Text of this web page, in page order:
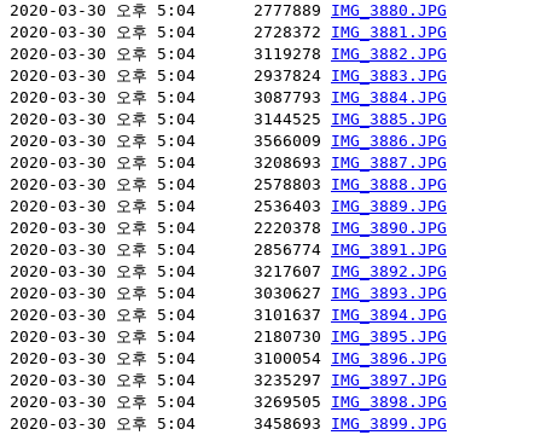
2020-03-30 오후 5:04      2777889 IMG_3880.JPG
2020-03-30 오후 5:04      2728372 IMG_3881.JPG
2020-03-30 오후 5:04      3119278 IMG_3882.JPG
2020-03-30 오후 5:04      2937824 IMG_3883.JPG
2020-03-30 오후 5:04      3087793 IMG_3884.JPG
2020-03-30 오후 5:04      3144525 IMG_3885.JPG
2020-03-30 오후 5:04      3566009 IMG_3886.JPG
2020-03-30 오후 5:04      3208693 IMG_3887.JPG
2020-03-30 오후 5:04      2578803 IMG_3888.JPG
2020-03-30 오후 5:04      2536403 IMG_3889.JPG
2020-03-30 오후 5:04      2220378 IMG_3890.JPG
2020-03-30 오후 5:04      2856774 IMG_3891.JPG
2020-03-30 오후 5:04      3217607 IMG_3892.JPG
2020-03-30 오후 5:04      3030627 IMG_3893.JPG
2020-03-30 오후 5:04      3101637 IMG_3894.JPG
2020-03-30 오후 5:04      2180730 IMG_3895.JPG
2020-03-30 오후 5:04      3100054 IMG_3896.JPG
2020-03-30 오후 5:04      3235297 IMG_3897.JPG
2020-03-30 오후 5:04      3269505 IMG_3898.JPG
2020-03-30 오후 5:04      3458693 IMG_3899.JPG